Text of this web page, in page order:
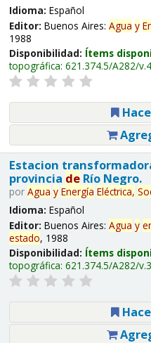
Idioma: Español
Editor: Buenos Aires: Agua y
1988
Disponibilidad: Ítems
topográfica: 621.374.5/A282/v.4
Estacion
provincia deRío Negro.
por Agua y Energía Eléctrica,
Idioma: Español
Editor: Buenos Aires: Agua y
estado, 1988
Disponibilidad: Ítems
topográfica: 621.374.5/A282/v.3